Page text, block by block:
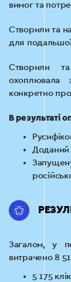
вимог та
Створили та
для
Створили
конкретно
В результаті
Доданий
Загалом, у
витрачено 8
5 175